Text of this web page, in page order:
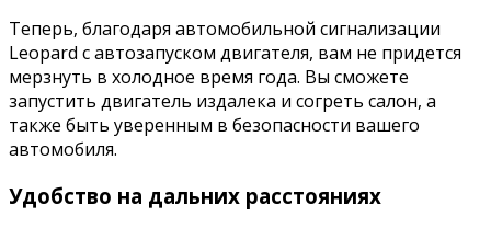
Теперь, благодаря автомобильной сигнализации
Leopard с автозапуском двигателя, вам не придется
мерзнуть в холодное время года. Вы сможете
запустить двигатель издалека и согреть салон, а
также быть уверенным в безопасности вашего
автомобиля.
Удобство на дальних расстояниях